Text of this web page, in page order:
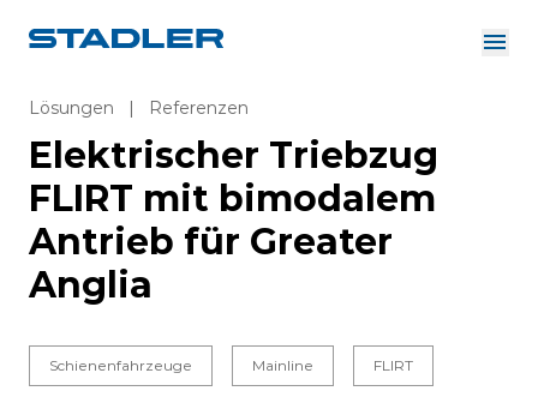
Investor Relations
Zulieferer
Downloads
Deutsch
Über uns
Lösungen
Karriere
InnoTrans
Lösungen | Referenzen
Elektrischer Triebzug
FLIRT mit bimodalem
Antrieb für Greater
Anglia
Schienenfahrzeuge Mainline FLIRT